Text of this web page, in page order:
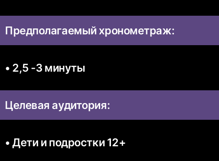
Предполагаемый хронометраж:
• 2,5 -3 минуты
Целевая аудитория:
• Дети и подростки 12+